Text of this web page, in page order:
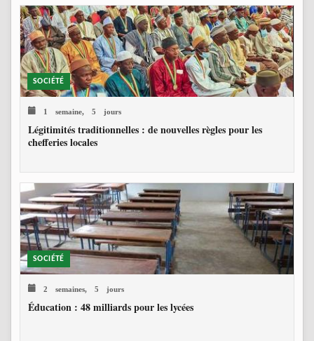
SOCIÉTÉ
1 semaine, 5 jours
Légitimités traditionnelles : de nouvelles règles pour les
chefferies locales
SOCIÉTÉ
2 semaines, 5 jours
Éducation : 48 milliards pour les lycées